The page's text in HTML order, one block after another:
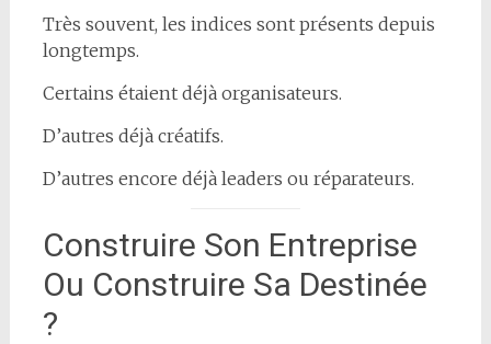
Très souvent, les indices sont présents depuis
longtemps.
Certains étaient déjà organisateurs.
D’autres déjà créatifs.
D’autres encore déjà leaders ou réparateurs.
Construire Son Entreprise
Ou Construire Sa Destinée
?